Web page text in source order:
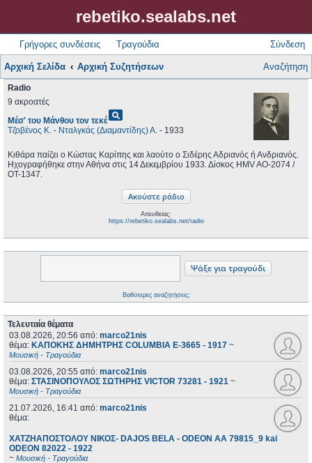
rebetiko.sealabs.net
Γρήγορες συνδέσεις Τραγούδια Σύνδεση
Αρχική Σελίδα Αρχική Συζητήσεων Αναζήτηση
Radio
9 ακροατές
Μέσ' του Μάνθου τον τεκέpageview
Τζοβένος Κ. - Νταλγκάς (Διαμαντίδης) Α. - 1933
Κιθάρα παίζει ο Κώστας Καρίπης και λαούτο ο Σιδέρης Αδριανός ή Ανδριανός.
Ηχογραφήθηκε στην Αθήνα στις 14 Δεκεμβρίου 1933. Δίσκος HMV AO-2074 /
OT-1347.
Απευθείας:
https://rebetiko.sealabs.net/radio
Βαθύτερες αναζητήσεις;
Τελευταία θέματα
03.08.2026, 20:56 από: marco21nis
θέμα: ΚΑΠΟΚΗΣ ΔΗΜΗΤΡΗΣ COLUMBIA E-3665 - 1917 ~
Μουσική - Τραγούδια
03.08.2026, 20:55 από: marco21nis
θέμα: ΣΤΑΣΙΝΟΠΟΥΛΟΣ ΣΩΤΗΡΗΣ VICTOR 73281 - 1921 ~
Μουσική - Τραγούδια
21.07.2026, 16:41 από: marco21nis
θέμα:
ΧΑΤΖΗΑΠΟΣΤΟΛΟΥ ΝΙΚΟΣ- DAJOS BELA - ODEON AA 79815_9 kai
ODEON 82022 - 1922
~ Μουσική - Τραγούδια